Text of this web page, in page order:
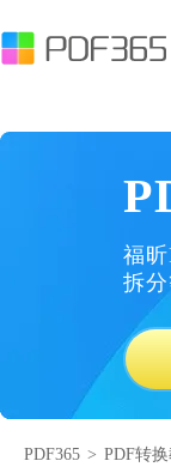
福
拆
PDF365 > PDF转